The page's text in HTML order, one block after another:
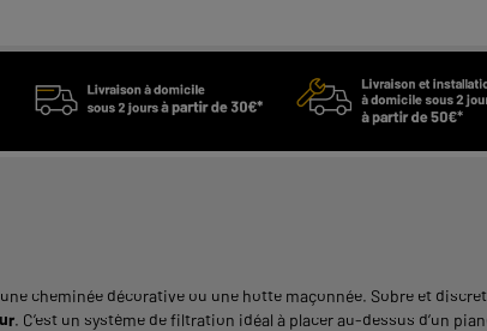
cheminée décorative ou une hotte maçonnée. Sobre et
. C’est un système de filtration idéal à placer au-dessus d’un